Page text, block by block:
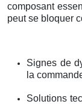
composant
peut se bloquer
Signes de
la
Solutions